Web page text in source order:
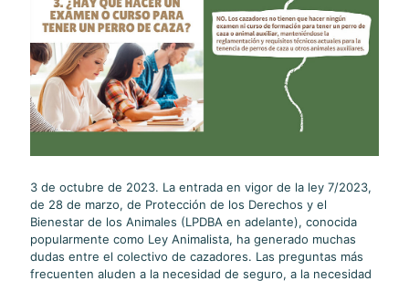
3 de octubre de 2023. La entrada en vigor de la ley 7/2023,
de 28 de marzo, de Protección de los Derechos y el
Bienestar de los Animales (LPDBA en adelante), conocida
popularmente como Ley Animalista, ha generado muchas
dudas entre el colectivo de cazadores. Las preguntas más
frecuenten aluden a la necesidad de seguro, a la necesidad